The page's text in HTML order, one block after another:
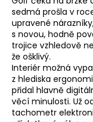
sedmá prošla v
upravené
s novou, hodně
trojice vzhledově
že ošklivý.
Interiér možná
z hlediska
přidal hlavně
věcí minulosti. Už
tachometr